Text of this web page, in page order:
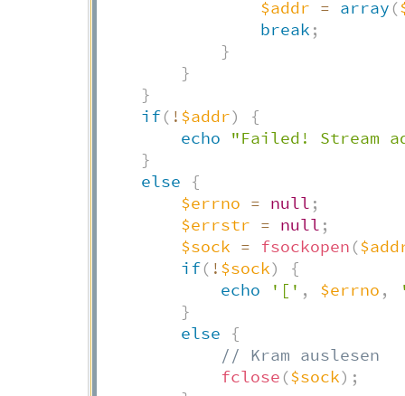
$addr = array (
break ;
}
}
}
if( ! $addr)
{
echo
"Failed! Stream
}
else
{
$errno = null ;
$errstr = null ;
$sock = fsockopen (
if( ! $sock)
{
echo
'[' , $errno ,
}
else
{
// Kram auslesen
fclose ($sock) ;